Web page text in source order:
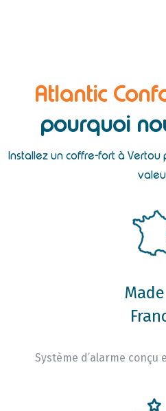
Atlantic
pourquoi
Installez un coffre-fort à Vertou
Système d’alarme conçu